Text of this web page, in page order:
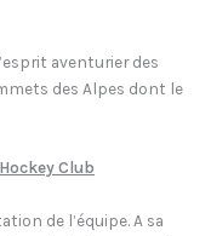
aventurier des
des Alpes dont le
Club
de l’équipe. A sa